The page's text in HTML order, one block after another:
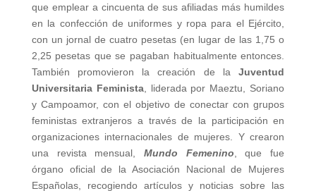
que emplear a cincuenta de sus afiliadas más humildes
en la confección de uniformes y ropa para el Ejército,
con un jornal de cuatro pesetas (en lugar de las 1,75 o
2,25 pesetas que se pagaban habitualmente entonces.
También promovieron la creación de laJuventud
Universitaria Feminista, liderada por Maeztu, Soriano
y Campoamor, con el objetivo de conectar con grupos
feministas extranjeros a través de la participación en
organizaciones internacionales de mujeres. Y crearon
una revista mensual, Mundo Femenino , que fue
órgano oficial de la Asociación Nacional de Mujeres
Españolas, recogiendo artículos y noticias sobre las